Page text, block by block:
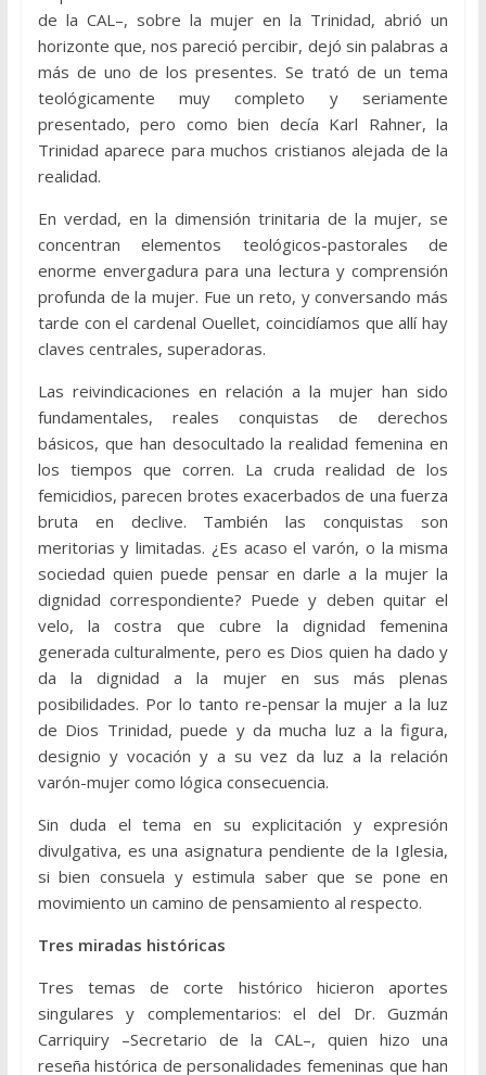
de la CAL–, sobre la mujer en la Trinidad, abrió un
horizonte que, nos pareció percibir, dejó sin palabras a
más de uno de los presentes. Se trató de un tema
teológicamente muy completo y seriamente
presentado, pero como bien decía Karl Rahner, la
Trinidad aparece para muchos cristianos alejada de la
realidad.
En verdad, en la dimensión trinitaria de la mujer, se
concentran elementos teológicos-pastorales de
enorme envergadura para una lectura y comprensión
profunda de la mujer. Fue un reto, y conversando más
tarde con el cardenal Ouellet, coincidíamos que allí hay
claves centrales, superadoras.
Las reivindicaciones en relación a la mujer han sido
fundamentales, reales conquistas de derechos
básicos, que han desocultado la realidad femenina en
los tiempos que corren. La cruda realidad de los
femicidios, parecen brotes exacerbados de una fuerza
bruta en declive. También las conquistas son
meritorias y limitadas. ¿Es acaso el varón, o la misma
sociedad quien puede pensar en darle a la mujer la
dignidad correspondiente? Puede y deben quitar el
velo, la costra que cubre la dignidad femenina
generada culturalmente, pero es Dios quien ha dado y
da la dignidad a la mujer en sus más plenas
posibilidades. Por lo tanto re-pensar la mujer a la luz
de Dios Trinidad, puede y da mucha luz a la figura,
designio y vocación y a su vez da luz a la relación
varón-mujer como lógica consecuencia.
Sin duda el tema en su explicitación y expresión
divulgativa, es una asignatura pendiente de la Iglesia,
si bien consuela y estimula saber que se pone en
movimiento un camino de pensamiento al respecto.
Tres miradas históricas
Tres temas de corte histórico hicieron aportes
singulares y complementarios: el del Dr. Guzmán
Carriquiry –Secretario de la CAL–, quien hizo una
reseña histórica de personalidades femeninas que han